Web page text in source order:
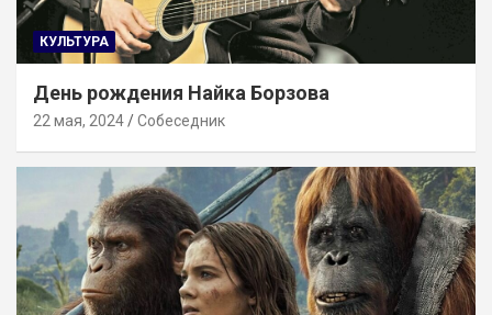
КУЛЬТУРА
День рождения Найка Борзова
22 мая, 2024 Собеседник